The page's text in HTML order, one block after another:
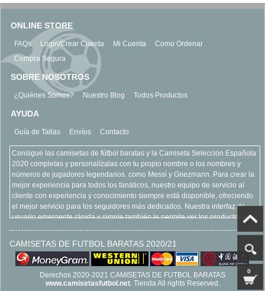
ONLINE STORE
FAQs Login/Crear Cuenta Mi Cuenta
Como Ordenar
Compra Segura
SOBRE NOSOTROS
¿Quiénes Somos? Nuestro Blog Todos Productos
AYUDA
Guía de Tallas Envíos Contacto
Consigue las camisetas de fútbol baratas y la Camiseta Selección Española
2020 completas y personalízalas con tu propio nombre o los nombres y
números de jugadores legendarios. como Messi y Griezmann. Para crear la
mejor experiencia para todos los fanáticos, nuestro equipo de servicio al
cliente con experiencia y conocimiento siempre está disponible, ofreciendo
el mejor servicio para los seguidores más dedicados. Nuestra interfaz de
usuario emergente rápida y simple también le permite ver los productos y
claridad y seguridad, todo como parte de la experiencia en línea camisetas
de futbol baratas. Esperamos su llegada www.camisetasfutbol.net
CAMISETAS DE FUTBOL BARATAS 2020/21
Derechos 2020-2021 CAMISETAS DE FUTBOL BARATAS
www.camisetasfutbol.net. Tienda All rights Reserved.
0